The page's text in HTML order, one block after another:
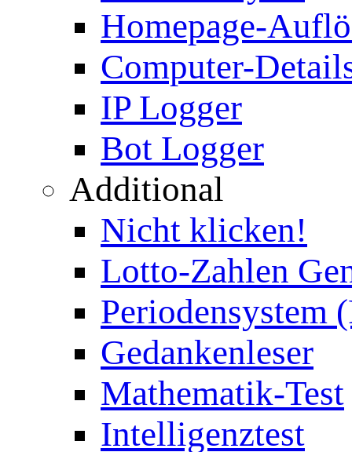
Homepage-
Computer-
IP Logger
Bot Logger
Additional
Nicht klicken!
Lotto-Zahlen
Periodensystem
Gedankenleser
Mathematik-Test
Intelligenztest